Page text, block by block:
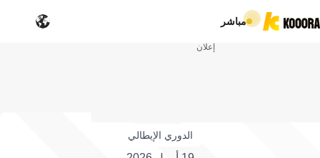
مباشر
إعلان
الدوري الإيطالي